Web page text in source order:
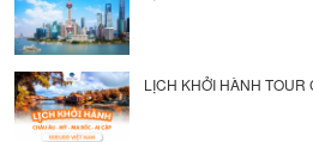
LỊCH KHỞI HÀNH TOUR